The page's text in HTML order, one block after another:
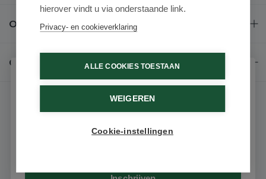
Over ons
Contact
hierover vindt u via onderstaande link.
Privacy- en cookieverklaring
ALLE COOKIES TOESTAAN
WEIGEREN
Cookie-instellingen
Schrijf je in voor onze nieuwsbrief
Ontvang als eerste de beste aanbiedingen en persoonlijk
advies